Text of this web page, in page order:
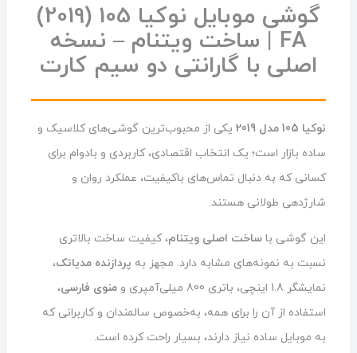
گوشی موبایل نوکیا 105 (2019)
FA | ساخت ویتنام – نسخه
اصلی با گارانتی دو سیم کارت
نوکیا 105 مدل 2019
یکی از محبوب‌ترین گوشی‌های کلاسیک و
ساده بازار است؛ یک انتخاب اقتصادی، کاربردی و بادوام برای
کسانی که به دنبال تماس‌های باکیفیت، عملکرد روان و
شارژدهی طولانی هستند.
این گوشی با ساخت اصلی ویتنام، کیفیت ساخت بالاتری
نسبت به نمونه‌های مشابه دارد. مجهز به پردازنده مدیاتک،
نمایشگر 1.8 اینچی، باتری 800 میلی‌آمپری و
منوی فارسی،
استفاده از آن را برای همه، به‌خصوص سالمندان و کاربرانی که
به موبایل ساده نیاز دارند، بسیار راحت کرده است.